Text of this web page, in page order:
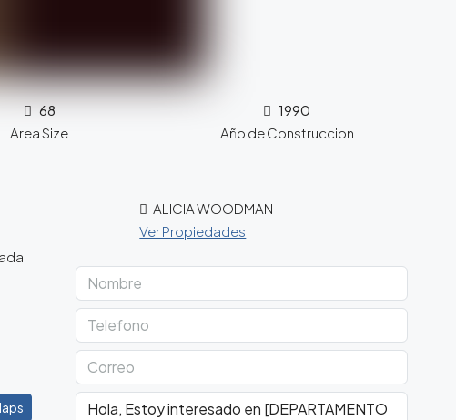
68
Area Size
1990
Año de Construccion
ALICIA WOODMAN
Ver Propiedades